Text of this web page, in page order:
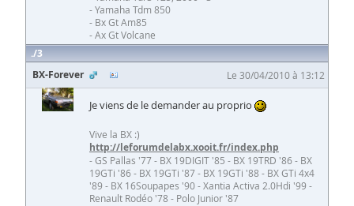
- Yamaha Tdm 850
- Bx Gt Am85
- Ax Gt Volcane
3
BX-Forever
Le 30/04/2010 à 13:12
Je viens de le demander au proprio
Vive la BX :)
http://leforumdelabx.xooit.fr/index.php
- GS Pallas '77 - BX 19DIGIT '85 - BX 19TRD '86 - BX
19GTi '86 - BX 19GTi '87 - BX 19GTi '88 - BX GTi 4x4
'89 - BX 16Soupapes '90 - Xantia Activa 2.0Hdi '99 -
Renault Rodéo '78 - Polo Junior '87